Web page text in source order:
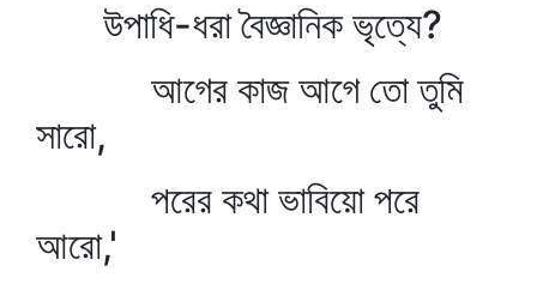
উপাধি-ধরা বৈজ্ঞানিক ভৃত্যে?
আগের কাজ আগে তো তুমি
সারো,
পরের কথা ভাবিয়ো পরে
আরো,'